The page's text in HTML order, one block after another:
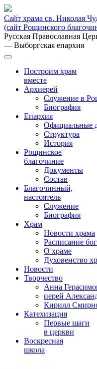
Сайт храма св. Николая
(сайт Рощинского
Русская Православная
— Выборгская епархия
Построим храм
вместе
Архиерей
Служение в
Биография
Епархия
Официальные
Структура
История
Рощинское
благочиние
Документы
Состав
Благочинный,
настоятель
Служение
Биография
Храм
Новости храма
Расписание
О храме
Духовенство
Новости
Творчество
Анна
иерей
Кирилл
Катехизация
Первые шаги
в церкви
Воскресная
школа